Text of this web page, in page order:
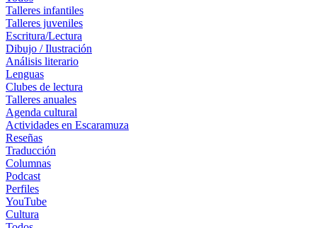
Talleres infantiles
Talleres juveniles
Escritura/Lectura
Dibujo / Ilustración
Análisis literario
Lenguas
Clubes de lectura
Talleres anuales
Agenda cultural
Actividades en Escaramuza
Reseñas
Traducción
Columnas
Podcast
Perfiles
YouTube
Cultura